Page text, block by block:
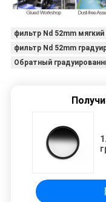
фильтр Nd 52mm
фильтр Nd 52mm
Обратный